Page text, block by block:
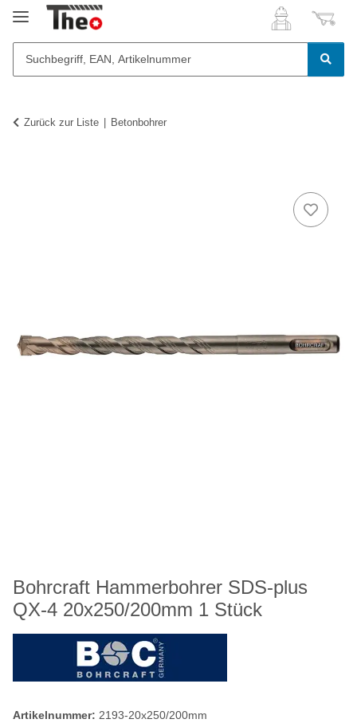
Zurück zur Liste Betonbohrer
Bohrcraft Hammerbohrer SDS-plus
QX-4 20x250/200mm 1 Stück
Artikelnummer: 2193-20x250/200mm